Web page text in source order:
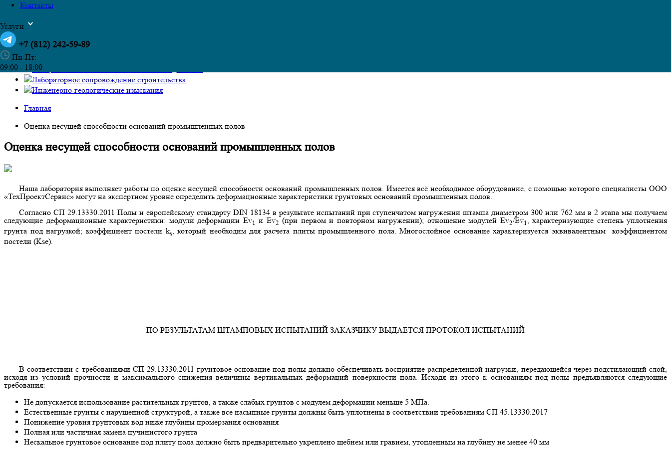
Контакты
Услуги
+7 (812) 242-59-89
Пн-Пт:
09:00 - 18:00
Испытание кирпича, бетонной плитки и натурального камня
Испытания лифтовых петель и балок
Определение толщины покрытия лакокрасочных материалов
Испытание анкеров и креплений на вырыв
Контроль момента затяжки болтовых соединений
Лабораторное сопровождение строительства
Инженерно-геологические изыскания
Главная
Оценка несущей способности оснований промышленных полов
Оценка несущей способности оснований промышленных полов
Наша лаборатория выполняет работы по оценке несущей способности оснований промышленных полов. Имеется всё необходимое оборудование, с помощью которого специалисты ООО
«ТехПроектСервис» могут на экспертном уровне определить деформационные характеристики грунтовых оснований промышленных полов.
Согласно СП 29.13330.2011 Полы и европейскому стандарту DIN 18134 в результате испытаний при ступенчатом нагружении штампа диаметром 300 или 762 мм в 2 этапа мы получаем
следующие деформационные характеристики: модули деформации Ev1 и Ev2 (при первом и повторном нагружении); отношение модулей Ev2/Ev1
, характеризующие степень уплотнения
грунта под нагрузкой; коэффициент постели ks, который необходим для расчета плиты промышленного пола. Многослойное основание характеризуется эквивалентным коэффициентом
постели (Kse).
ПО РЕЗУЛЬТАТАМ ШТАМПОВЫХ ИСПЫТАНИЙ ЗАКАЗЧИКУ ВЫДАЕТСЯ ПРОТОКОЛ ИСПЫТАНИЙ
В соответствии с требованиями СП 29.13330.2011 грунтовое основание под полы должно обеспечивать восприятие распределенной нагрузки, передающейся через подстилающий слой,
исходя из условий прочности и максимального снижения величины вертикальных деформаций поверхности пола. Исходя из этого к основаниям под полы предъявляются следующие
требования:
Не допускается использование растительных грунтов, а также слабых грунтов с модулем деформации меньше 5 МПа.
Естественные грунты с нарушенной структурой, а также все насыпные грунты должны быть уплотнены в соответствии требованиям СП 45.13330.2017
Понижение уровня грунтовых вод ниже глубины промерзания основания
Полная или частичная замена пучинистого грунта
Нескальное грунтовое основание под плиту пола должно быть предварительно укреплено щебнем или гравием, утопленным на глубину не менее 40 мм